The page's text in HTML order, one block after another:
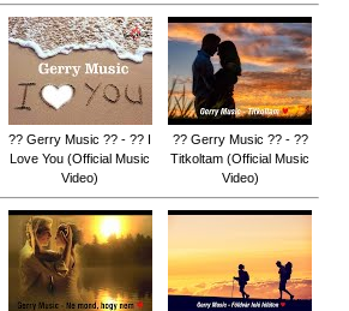
?? Gerry Music ?? - ?? I
Love You (Official Music
Video)
?? Gerry Music ?? - ??
Titkoltam (Official Music
Video)